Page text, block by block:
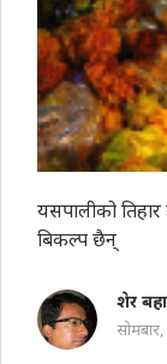
यसपालीको
बिकल्प छैन्
शेर